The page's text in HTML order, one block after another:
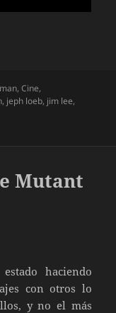
,Cine,
, jeph loeb, jim lee,
Mutant
haciendo
con otros lo
y no el más